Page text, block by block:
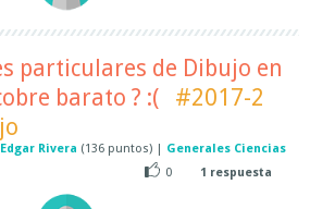
particulares de Dibujo en
barato ? :(
#2017-2
Edgar Rivera (136 puntos) | Generales Ciencias
0
1 respuesta